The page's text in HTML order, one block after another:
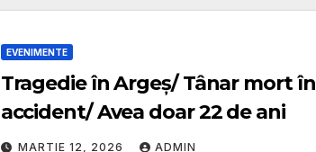
EVENIMENTE
Tragedie în Argeș/ Tânar mort în
accident/ Avea doar 22 de ani
MARTIE 12, 2026 ADMIN